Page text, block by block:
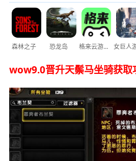
森林之子 恐龙岛 格来云游戏
wow9.0晋升天鬃马坐骑获取